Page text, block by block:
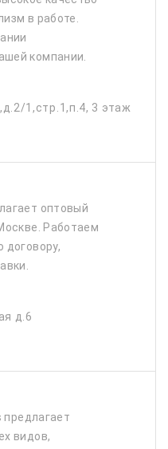
в работе.
компании.
1,стр.1,п.4, 3 этаж
оптовый
Работаем
договору,
д.6
предлагает
видов,